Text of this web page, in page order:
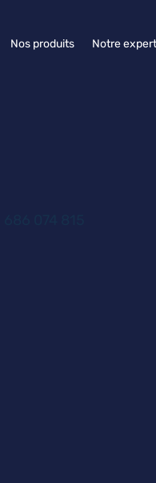
Nos produits Notre